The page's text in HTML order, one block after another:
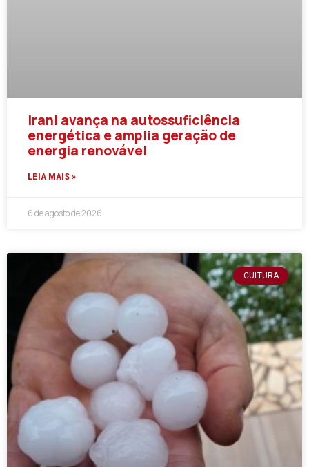
Irani avança na autossuficiência
energética e amplia geração de
energia renovável
LEIA MAIS »
6 de agosto de 2026
CULTURA